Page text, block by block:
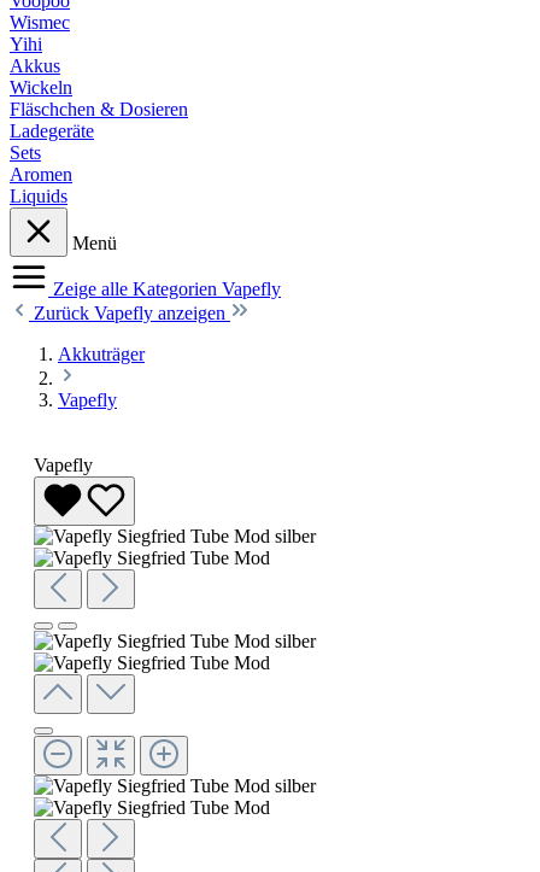
Wismec
Yihi
Akkus
Wickeln
Fläschchen & Dosieren
Ladegeräte
Sets
Aromen
Liquids
Menü
Zeige alle Kategorien Vapefly
Zurück Vapefly anzeigen
Akkuträger
Vapefly
Vapefly